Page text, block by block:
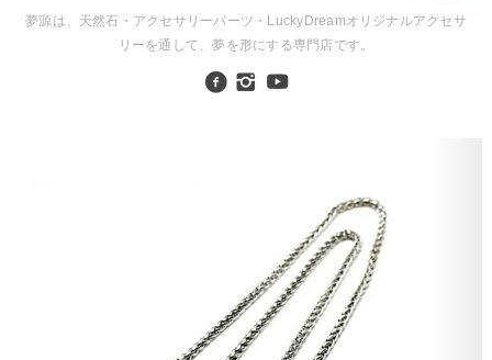
夢源は、天然石・アクセサリーパーツ・LuckyDreamオリジナルアクセサ
リーを通して、夢を形にする専門店です。